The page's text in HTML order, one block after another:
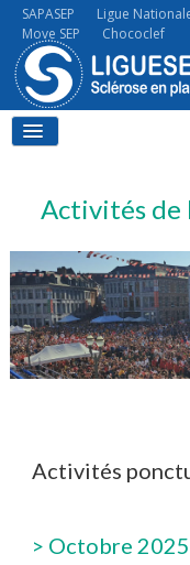
Ligue
SAPASEP
Move SEP
Chococlef
LA SEP
LA SEP AU
À VOS CÔTÉS
Activités de
Activités
> Octobre 2025